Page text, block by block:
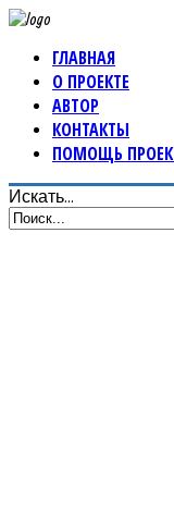
ГЛАВНАЯ
О ПРОЕКТЕ
АВТОР
КОНТАКТЫ
ПОМОЩЬ
Искать...